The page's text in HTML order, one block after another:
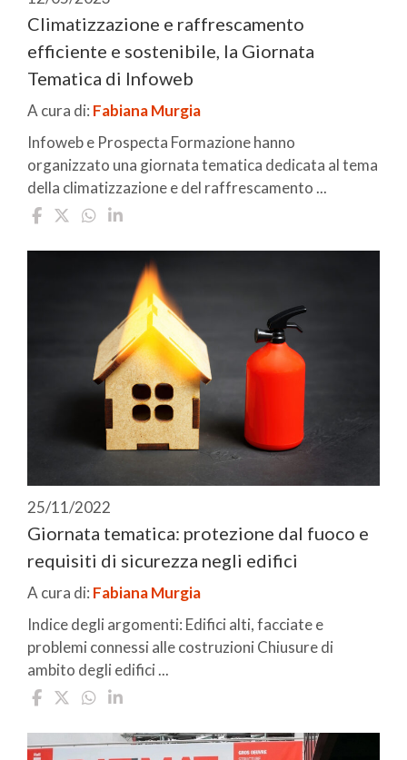
Climatizzazione e raffrescamento
efficiente e sostenibile, la Giornata
Tematica di Infoweb
A cura di: Fabiana Murgia
Infoweb e Prospecta Formazione hanno
organizzato una giornata tematica dedicata al tema
della climatizzazione e del raffrescamento ...
25/11/2022
Giornata tematica: protezione dal fuoco e
requisiti di sicurezza negli edifici
A cura di: Fabiana Murgia
Indice degli argomenti: Edifici alti, facciate e
problemi connessi alle costruzioni Chiusure di
ambito degli edifici ...